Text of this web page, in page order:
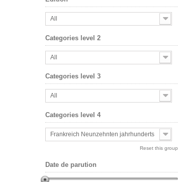
All
Categories level 2
All
Categories level 3
All
Categories level 4
Frankreich Neunzehnten jahrhunderts
Reset this group
Date de parution